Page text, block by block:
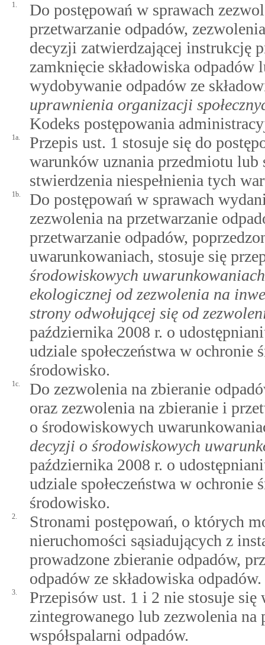
1.
Do postępowań w sprawach
przetwarzanie odpadów,
decyzji zatwierdzającej instrukcję
zamknięcie składowiska
wydobywanie odpadów ze
uprawnienia organizacji
Kodeks postępowania
1a.
Przepis ust. 1 stosuje się do
warunków uznania przedmiotu
stwierdzenia niespełnienia tych
1b.
Do postępowań w sprawach
zezwolenia na przetwarzanie
przetwarzanie odpadów,
uwarunkowaniach, stosuje się
środowiskowych uwarunkowaniach
ekologicznej od zezwolenia na
strony odwołującej się od
października 2008 r. o
udziale społeczeństwa w ochronie
środowisko.
1c.
Do zezwolenia na zbieranie
oraz zezwolenia na zbieranie i
o środowiskowych
decyzji o środowiskowych
października 2008 r. o
udziale społeczeństwa w ochronie
środowisko.
2.
Stronami postępowań, o których
nieruchomości sąsiadujących z
prowadzone zbieranie odpadów,
odpadów ze składowiska odpadów.
3.
Przepisów ust. 1 i 2 nie stosuje
zintegrowanego lub zezwolenia
współspalarni odpadów.